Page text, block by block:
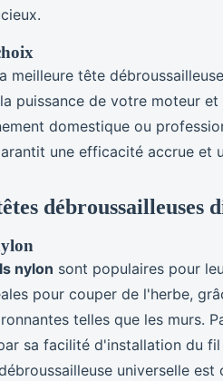
meilleure tête
puissance de votre moteur
domestique ou
une efficacité accrue et
débroussailleuses
nylon sont populaires pour
pour couper de l'herbe,
telles que les murs.
sa facilité d'installation du
universelle